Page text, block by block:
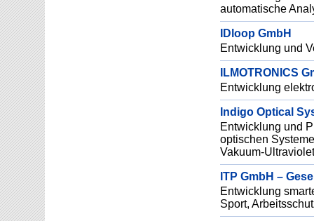
automatische
IDloop GmbH
Entwicklung und
ILMOTRONICS
Entwicklung
Indigo Optical
Entwicklung und
optischen
Vakuum-
ITP GmbH –
Entwicklung
Sport,